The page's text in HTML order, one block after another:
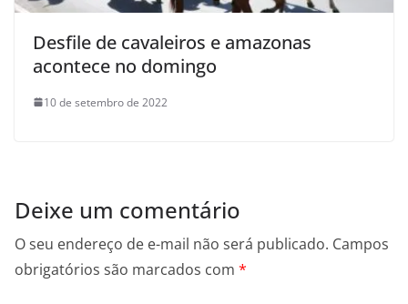
Desfile de cavaleiros e amazonas
acontece no domingo
10 de setembro de 2022
Deixe um comentário
O seu endereço de e-mail não será publicado. Campos
obrigatórios são marcados com *